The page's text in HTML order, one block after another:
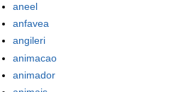
aneel
anfavea
angileri
animacao
animador